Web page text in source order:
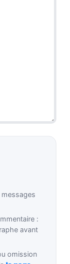
:
avant
omission